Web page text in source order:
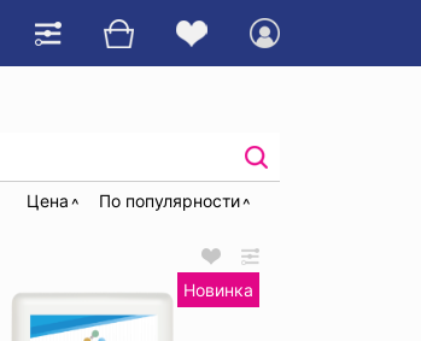
Цена По популярности
Новинка